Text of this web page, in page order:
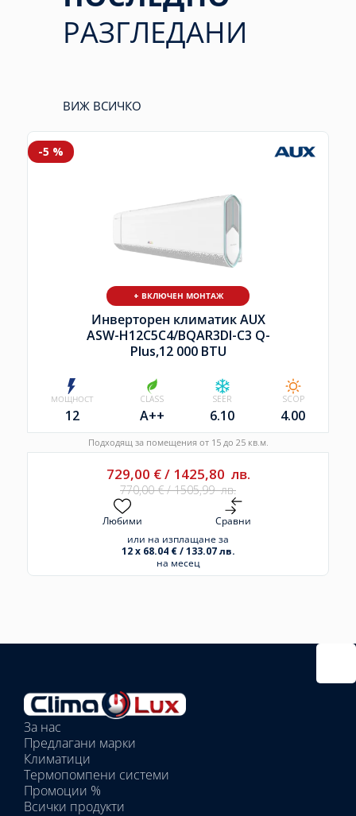
РАЗГЛЕДАНИ
ВИЖ ВСИЧКО
-5 %
+ ВКЛЮЧЕН МОНТАЖ
Инверторен климатик AUX
ASW-H12C5C4/BQAR3DI-C3 Q-
Plus,12 000 BTU
МОЩНОСТ
12
CLASS
A++
SEER
6.10
SCOP
4.00
Подходящ за помещения от 15 до 25 кв.м.
729,00 €/ 1425,80 лв.
770,00€/1505,99лв.
Любими
Сравни
или на изплащане за
12 x 68.04 € / 133.07 лв.
на месец
Избрани
вътрешни
тела:
Избрано
тяло:
За нас
Предлагани марки
Климатици
Термопомпени системи
Промоции %
Всички продукти